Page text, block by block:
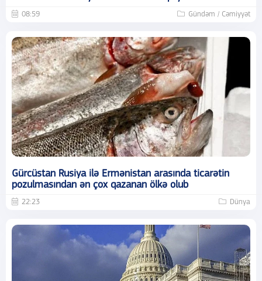
08:59 Gündəm / Cəmiyyət
Gürcüstan Rusiya ilə Ermənistan arasında ticarətin
pozulmasından ən çox qazanan ölkə olub
22:23 Dünya